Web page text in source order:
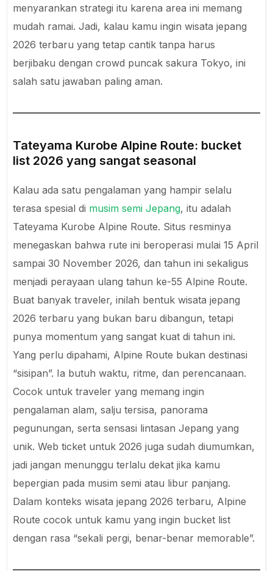
menyarankan strategi itu karena area ini memang
mudah ramai. Jadi, kalau kamu ingin wisata jepang
2026 terbaru yang tetap cantik tanpa harus
berjibaku dengan crowd puncak sakura Tokyo, ini
salah satu jawaban paling aman.
Tateyama Kurobe Alpine Route: bucket
list 2026 yang sangat seasonal
Kalau ada satu pengalaman yang hampir selalu
terasa spesial di musim semi Jepang, itu adalah
Tateyama Kurobe Alpine Route. Situs resminya
menegaskan bahwa rute ini beroperasi mulai 15 April
sampai 30 November 2026, dan tahun ini sekaligus
menjadi perayaan ulang tahun ke-55 Alpine Route.
Buat banyak traveler, inilah bentuk wisata jepang
2026 terbaru yang bukan baru dibangun, tetapi
punya momentum yang sangat kuat di tahun ini.
Yang perlu dipahami, Alpine Route bukan destinasi
“sisipan”. Ia butuh waktu, ritme, dan perencanaan.
Cocok untuk traveler yang memang ingin
pengalaman alam, salju tersisa, panorama
pegunungan, serta sensasi lintasan Jepang yang
unik. Web ticket untuk 2026 juga sudah diumumkan,
jadi jangan menunggu terlalu dekat jika kamu
bepergian pada musim semi atau libur panjang.
Dalam konteks wisata jepang 2026 terbaru, Alpine
Route cocok untuk kamu yang ingin bucket list
dengan rasa “sekali pergi, benar-benar memorable”.